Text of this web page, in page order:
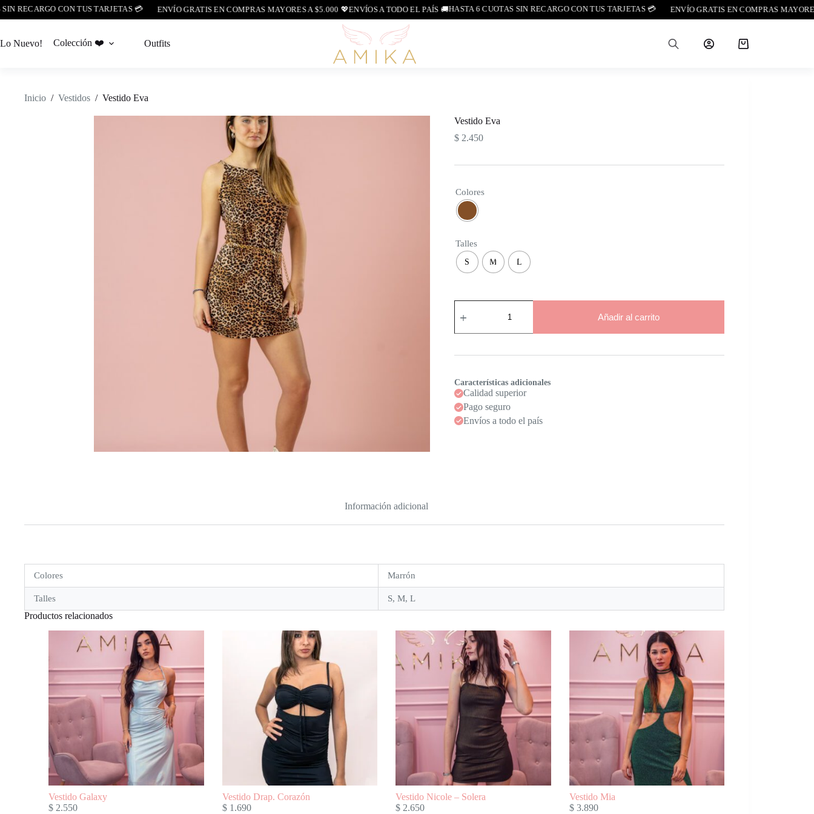
CON TUS TARJETAS 💳 ENVÍO GRATIS EN COMPRAS MAYORES A $5.000 💖ENVÍOS A TODO EL PAÍS 🚚HASTA 6 CUOTAS SIN RECARGO CON TUS TARJETAS 💳 ENVÍO GRATIS EN COMPRAS MAYORES A
contenido
Lo Nuevo! Colección ❤️ Outfits
Carro
Inicio / Vestidos / Vestido Eva
Vestido Eva
$2.450
Colores
Talles
S M L
Eva
Añadir al carrito
Características adicionales
Calidad superior
Pago seguro
Envíos a todo el país
Información adicional
Colores Marrón
Talles S, M, L
Productos relacionados
Vestido Galaxy
$ 2.550
Vestido Drap. Corazón
$1.690
Vestido Nicole – Solera
$ 2.650
Vestido Mia
$3.890